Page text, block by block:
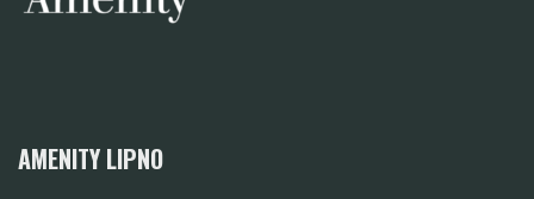
AMENITY LIPNO